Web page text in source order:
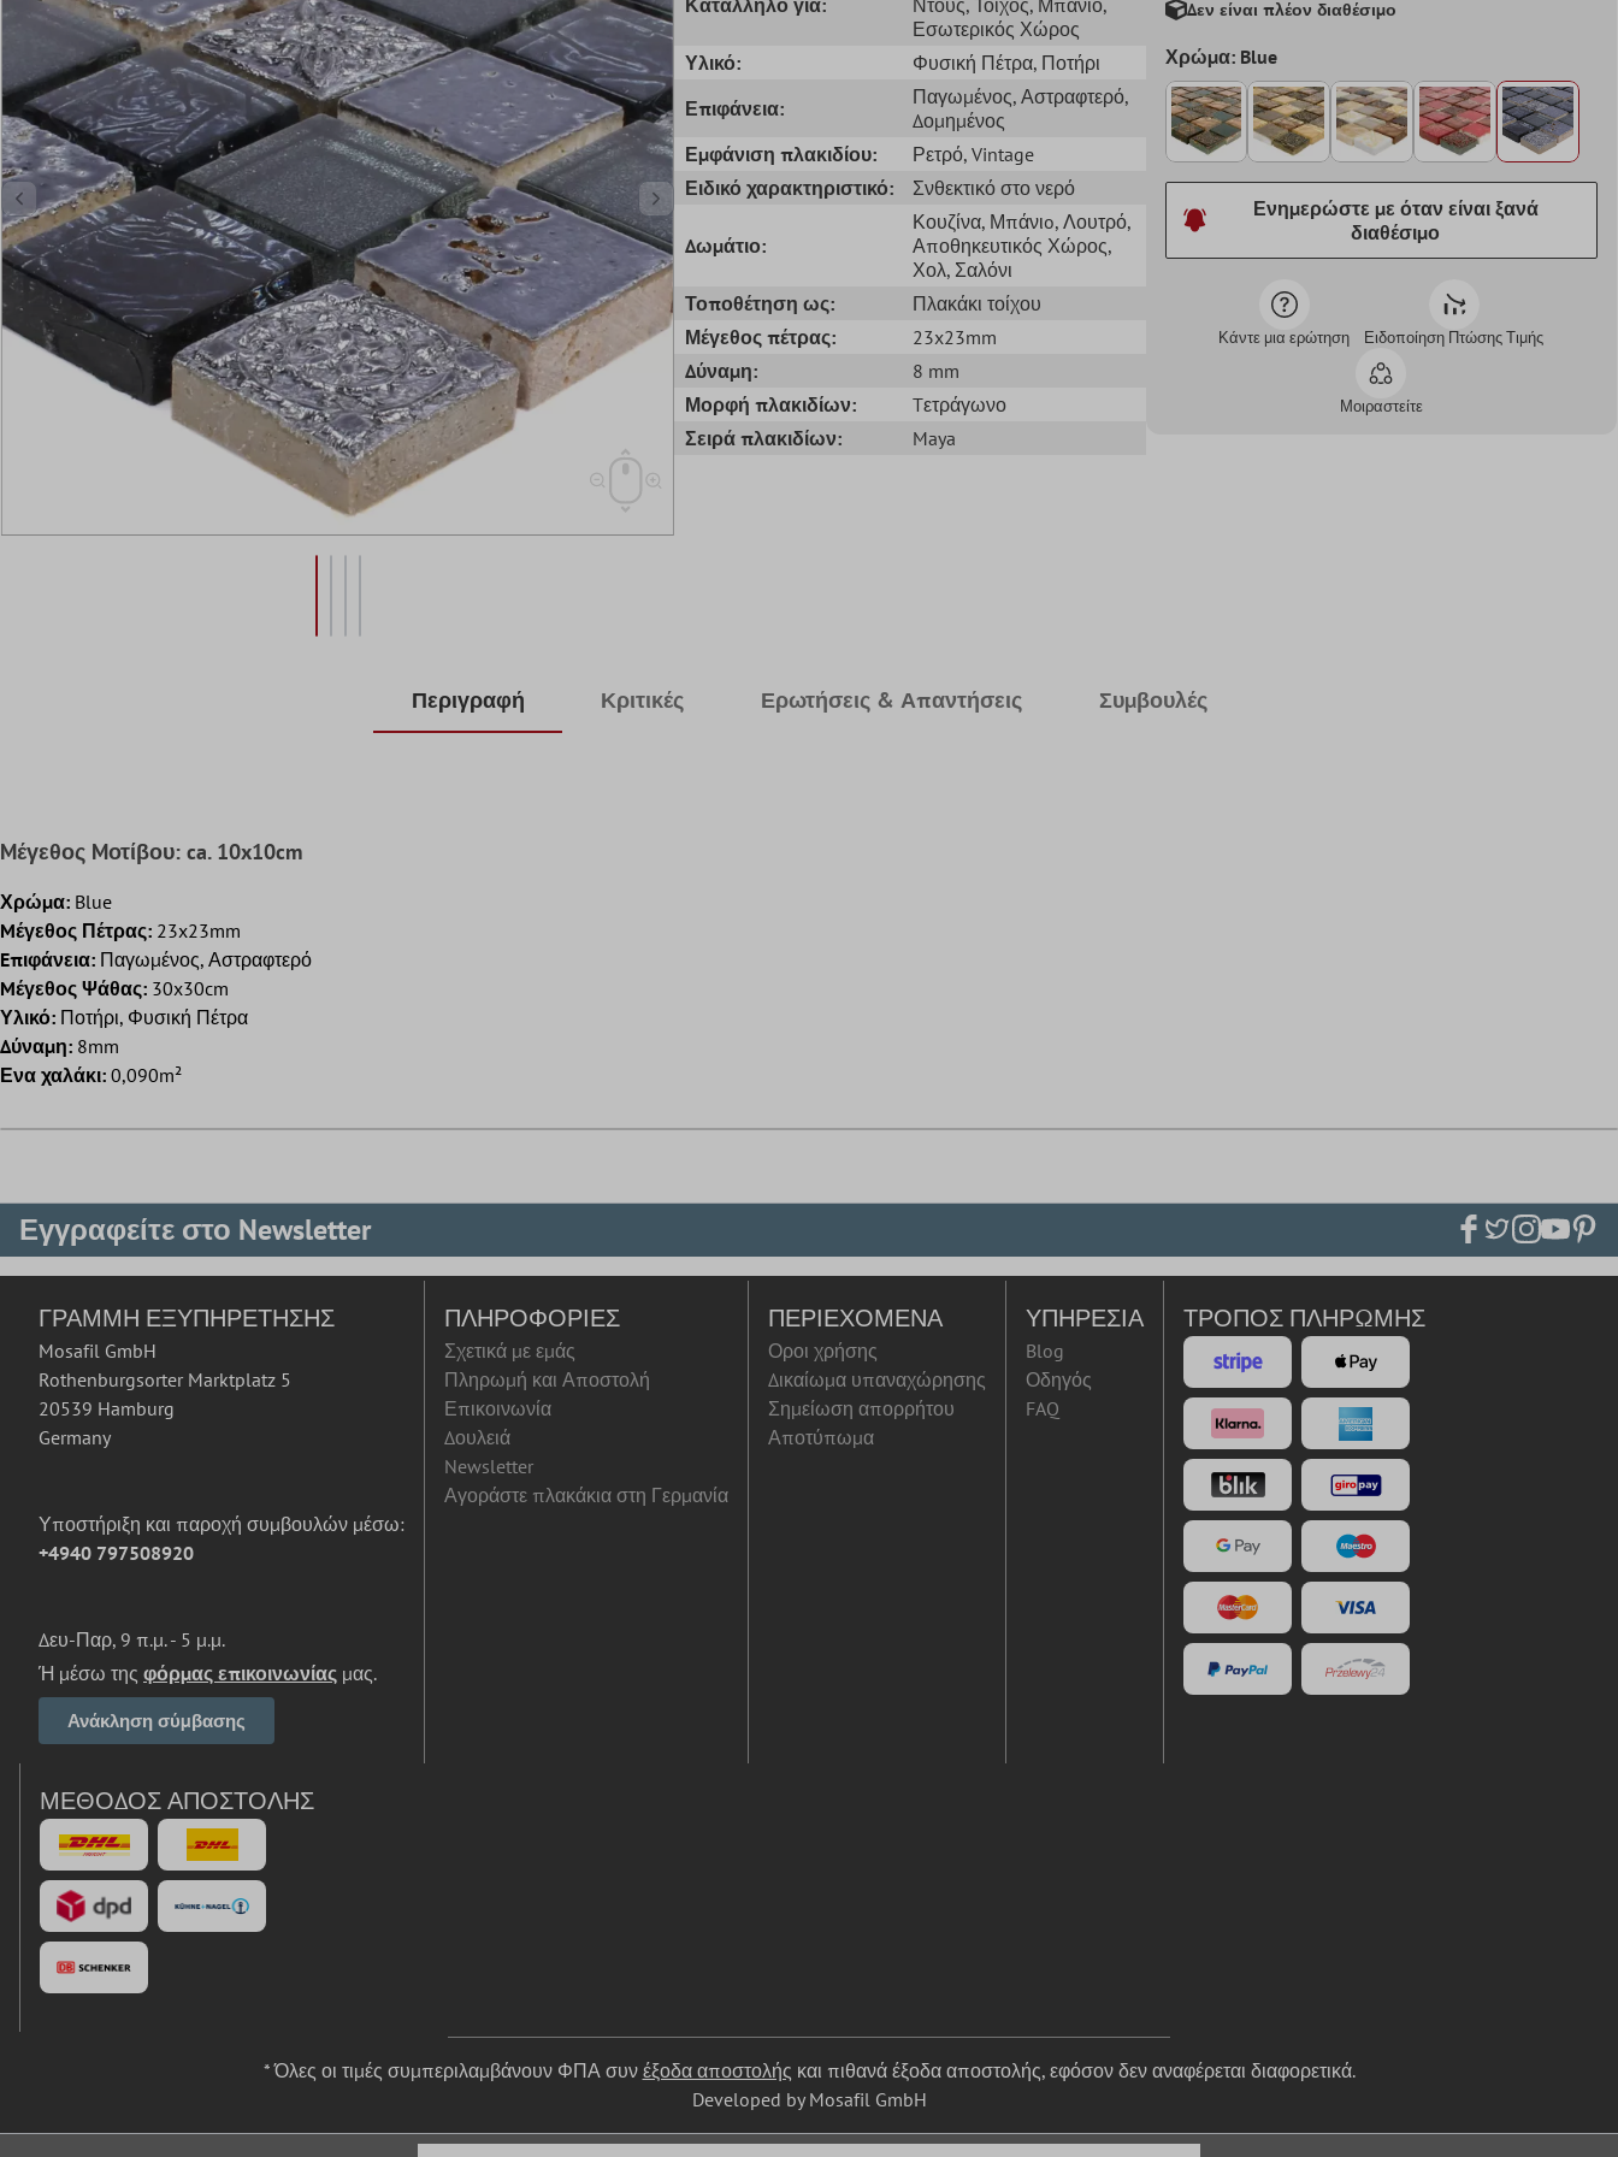
Εσωτερικός Χώρος
Υλικό:
Φυσική Πέτρα, Ποτήρι
Επιφάνεια:
Παγωμένος, Αστραφτερό,
Δομημένος
Εμφάνιση πλακιδίου:
Ρετρό, Vintage
Ειδικό χαρακτηριστικό:
Σνθεκτικό στο νερό
Δωμάτιο:
Κουζίνα, Μπάνιo, Λουτρό,
Αποθηκευτικός Χώρος,
Χολ, Σαλόνι
Τοποθέτηση ως:
Πλακάκι τοίχου
Μέγεθος πέτρας:
23x23mm
Δύναμη:
8 mm
Μορφή πλακιδίων:
Tετράγωνο
Σειρά πλακιδίων:
Maya
Δεν είναι πλέον διαθέσιμο
Χρώμα: Blue
Ενημερώστε με όταν είναι ξανά
διαθέσιμο
Κάντε μια ερώτηση Ειδοποίηση Πτώσης Τιμής
Μοιραστείτε
Περιγραφή Κριτικές Ερωτήσεις & Απαντήσεις Συμβουλές
Mέγεθος Mοτίβου: ca. 10x10cm
Χρώμα: Blue
Mέγεθος Πέτρας: 23x23mm
Eπιφάνεια: Παγωμένος, Αστραφτερό
Mέγεθος Ψάθας: 30x30cm
Υλικό: Ποτήρι, Φυσική Πέτρα
Δύναμη: 8mm
Ενα χαλάκι: 0,090m²
Εγγραφείτε στο Newsletter
ΓΡΑΜΜΉ ΕΞΥΠΗΡΈΤΗΣΗΣ
Mosafil GmbH
Rothenburgsorter Marktplatz 5
20539 Hamburg
Germany
Υποστήριξη και παροχή συμβουλών μέσω:
+4940 797508920
Δευ-Παρ, 9 π.μ. - 5 μ.μ.
Ή μέσω της φόρμας επικοινωνίας μας.
Ανάκληση σύμβασης
ΠΛΗΡΟΦΟΡΊΕΣ
Σχετικά με εμάς
Πληρωμή και Αποστολή
Επικοινωνία
Δουλειά
Newsletter
Αγοράστε πλακάκια στη Γερμανία
ΠΕΡΙΕΧΌΜΕΝΑ
Οροι χρήσης
Δικαίωμα υπαναχώρησης
Σημείωση απορρήτου
Αποτύπωμα
ΥΠΗΡΕΣΊΑ
Blog
Οδηγός
FAQ
ΤΡΌΠΟΣ ΠΛΗΡΩΜΉΣ
ΜΈΘΟΔΟΣ ΑΠΟΣΤΟΛΉΣ
* Όλες οι τιμές συμπεριλαμβάνουν ΦΠΑ συν έξοδα αποστολής και πιθανά έξοδα αποστολής, εφόσον δεν αναφέρεται διαφορετικά.
Developed by Mosafil GmbH